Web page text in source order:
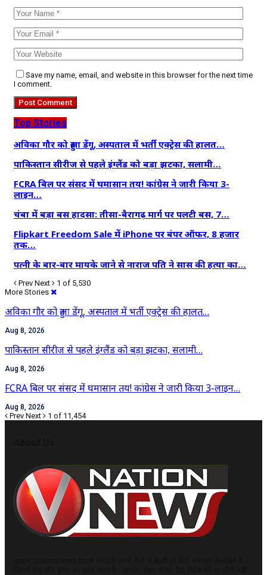
Save my name, email, and website in this browser for the next time
I comment.
Top Stories
अविका गौर को हुआ डेंगू, अस्पताल में भर्ती एक्ट्रेस की हालत…
पाकिस्तान सीरीज से पहले इंग्लैंड को बड़ा झटका, सलामी…
FCRA बिल पर संसद में घमासान तय! कांग्रेस ने जारी किया 3-
लाइन…
चंबा में बड़ा बस हादसा: तीसा-बैरागढ़ मार्ग पर पलटी बस, 7…
Flipkart Freedom Sale में iPhone पर बंपर ऑफर, 8 हजार
तक…
पत्नी के बार-बार मायके जाने से नाराज पति ने सास की हत्या का…
Prev Next
1 of 5,530
More Stories
अविका गौर को हुआ डेंगू, अस्पताल में भर्ती एक्ट्रेस की हालत…
Aug 8, 2026
पाकिस्तान सीरीज से पहले इंग्लैंड को बड़ा झटका, सलामी…
Aug 8, 2026
FCRA बिल पर संसद में घमासान तय! कांग्रेस ने जारी किया 3-लाइन…
Aug 8, 2026
Prev Next 1 of 11,454